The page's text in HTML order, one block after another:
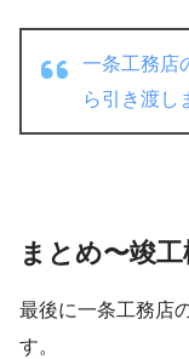
一条工務店
ら引き渡し
まとめ〜竣
最後に一条工務店
す。